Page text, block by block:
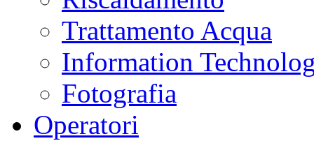
Trattamento Acqua
Information
Fotografia
Operatori